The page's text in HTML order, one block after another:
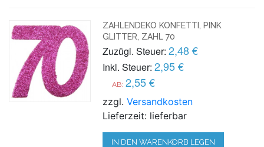
ZAHLENDEKO KONFETTI, PINK
GLITTER, ZAHL 70
Zuzügl. Steuer: 2,48 €
Inkl. Steuer: 2,95 €
AB: 2,55 €
zzgl.Versandkosten
Lieferzeit: lieferbar
IN DEN WARENKORB LEGEN